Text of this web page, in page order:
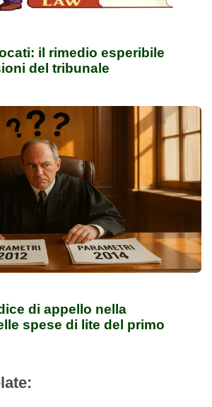
il rimedio esperibile
del tribunale
di appello nella
spese di lite del primo